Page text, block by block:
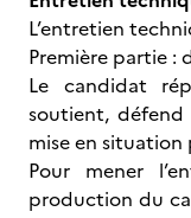
L’entretien
Première partie :
Le candidat
soutient, défend
mise en situation
Pour mener
production du